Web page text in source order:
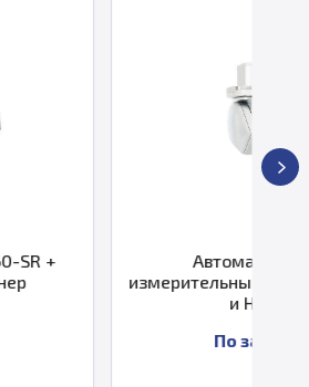
Автоматические
измерительные головки 5° HH-A